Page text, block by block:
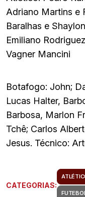
Adriano Martins e
Baralhas e
Emiliano
Vagner Mancini
Botafogo: John;
Lucas Halter,
Barbosa, Marlon
Tchê; Carlos
Jesus. Técnico:
CATEGORIAS: